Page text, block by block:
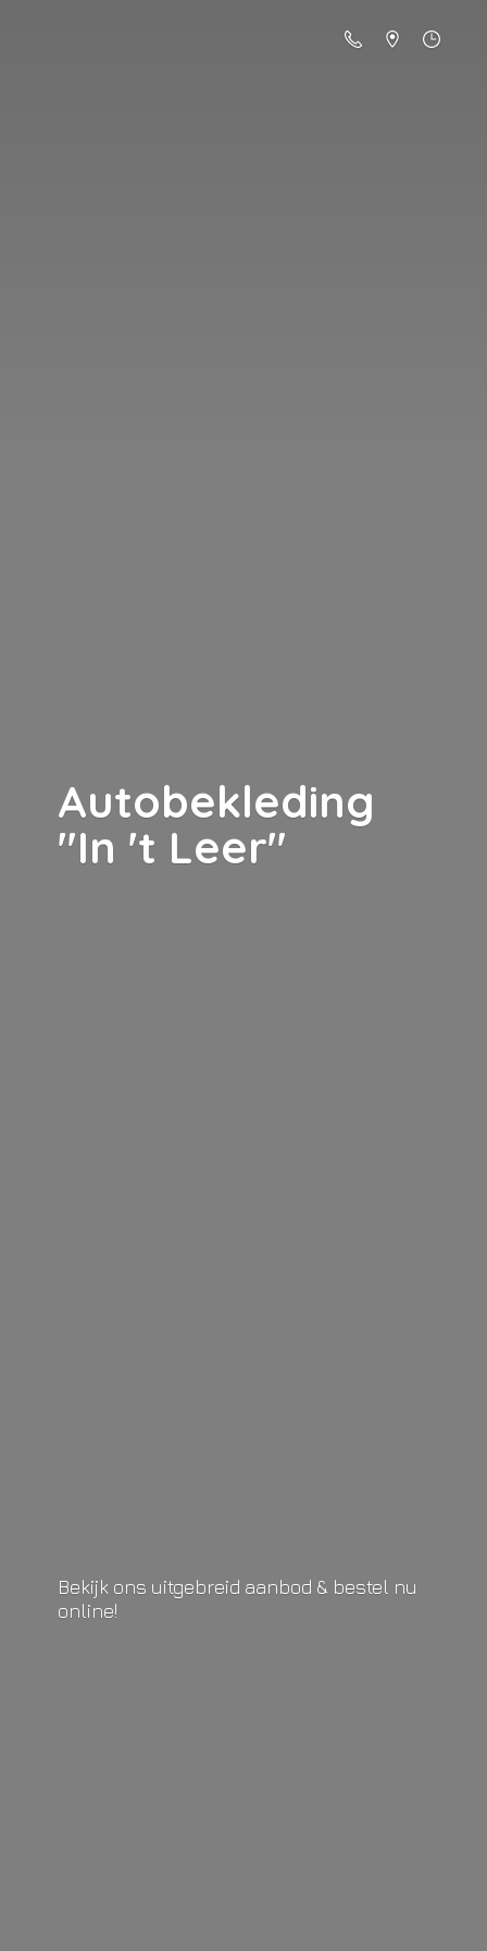
Autobekleding
"In 't Leer"
Bekijk ons uitgebreid aanbod & bestel nu
online!